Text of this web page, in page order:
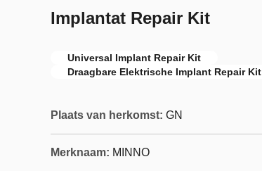
Implantat Repair Kit
Universal Implant Repair Kit
Draagbare Elektrische Implant Repair Kit
Plaats van herkomst: GN
Merknaam: MINNO